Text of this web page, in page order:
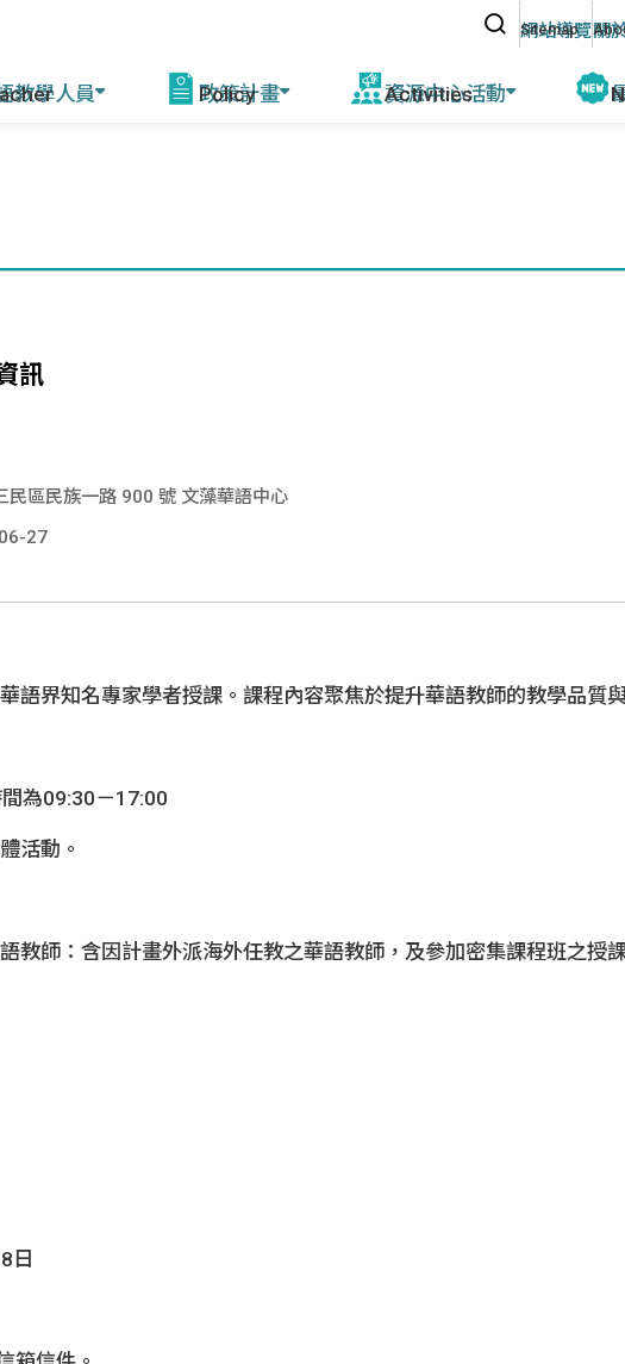
站內搜尋
網站導覽關
教學人員
才
政策計畫 資源中心活動
訊
民區民族一路 900 號 文藻華語中心
27
語界知名專家學者授課。課程內容聚焦於提升華語教師的教學品質
為09:30­－17:00
活動。
教師：含因計畫外派海外任教之華語教師，及參加密集課程班之授
日